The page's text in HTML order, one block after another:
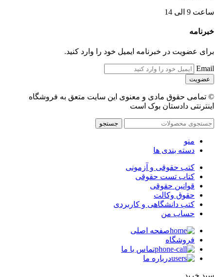
ساعت 9 الی 14
خبرنامه
برای عضویت در خبرنامه ایمیل خود را وارد کنید.
Email
© تمامی حقوق مادی و معنوی این سایت متعق به فروشگاه
اینترنتی دادستان بوک است
جستجو
منو
دسته بندی ها
کتب حقوقی و آزمونی
کتاب تست حقوقی
قوانین حقوقی
حقوق وکالت
کتب دانشگاهی و کاربردی
حساب من
صفحه اصلی
فروشگاه
تماس با ما
درباره ما
سبد خرید